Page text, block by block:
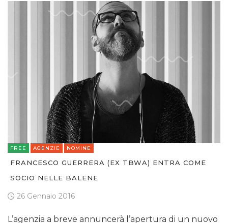
FREE AGENZIE NOMINE
FRANCESCO GUERRERA (EX TBWA) ENTRA COME
SOCIO NELLE BALENE
26 Gennaio 2016
L’agenzia a breve annuncerà l’apertura di un nuovo